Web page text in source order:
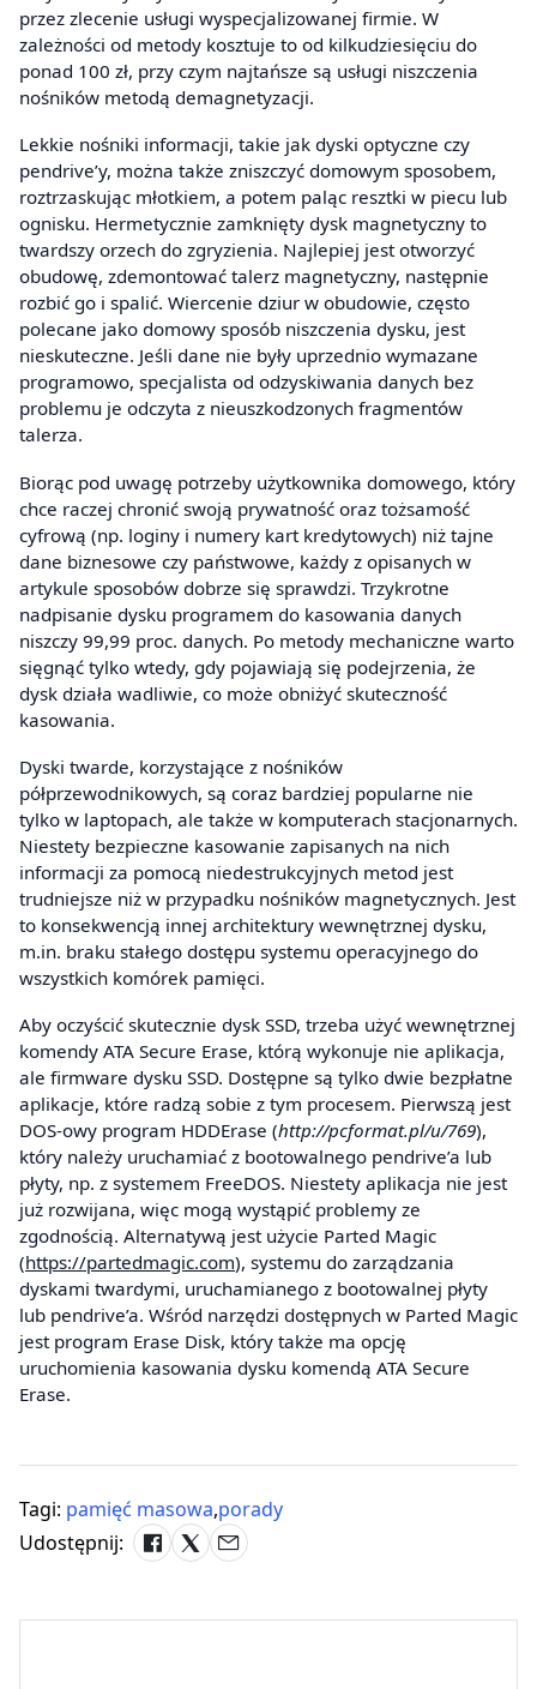
przez zlecenie usługi wyspecjalizowanej firmie. W
zależności od metody kosztuje to od kilkudziesięciu do
ponad 100 zł, przy czym najtańsze są usługi niszczenia
nośników metodą demagnetyzacji.
Lekkie nośniki informacji, takie jak dyski optyczne czy
pendrive’y, można także zniszczyć domowym sposobem,
roztrzaskując młotkiem, a potem paląc resztki w piecu lub
ognisku. Hermetycznie zamknięty dysk magnetyczny to
twardszy orzech do zgryzienia. Najlepiej jest otworzyć
obudowę, zdemontować talerz magnetyczny, następnie
rozbić go i spalić. Wiercenie dziur w obudowie, często
polecane jako domowy sposób niszczenia dysku, jest
nieskuteczne. Jeśli dane nie były uprzednio wymazane
programowo, specjalista od odzyskiwania danych bez
problemu je odczyta z nieuszkodzonych fragmentów
talerza.
Biorąc pod uwagę potrzeby użytkownika domowego, który
chce raczej chronić swoją prywatność oraz tożsamość
cyfrową (np. loginy i numery kart kredytowych) niż tajne
dane biznesowe czy państwowe, każdy z opisanych w
artykule sposobów dobrze się sprawdzi. Trzykrotne
nadpisanie dysku programem do kasowania danych
niszczy 99,99 proc. danych. Po metody mechaniczne warto
sięgnąć tylko wtedy, gdy pojawiają się podejrzenia, że
dysk działa wadliwie, co może obniżyć skuteczność
kasowania.
Dyski twarde, korzystające z nośników
półprzewodnikowych, są coraz bardziej popularne nie
tylko w laptopach, ale także w komputerach stacjonarnych.
Niestety bezpieczne kasowanie zapisanych na nich
informacji za pomocą niedestrukcyjnych metod jest
trudniejsze niż w przypadku nośników magnetycznych. Jest
to konsekwencją innej architektury wewnętrznej dysku,
m.in. braku stałego dostępu systemu operacyjnego do
wszystkich komórek pamięci.
Aby oczyścić skutecznie dysk SSD, trzeba użyć wewnętrznej
komendy ATA Secure Erase, którą wykonuje nie aplikacja,
ale firmware dysku SSD. Dostępne są tylko dwie bezpłatne
aplikacje, które radzą sobie z tym procesem. Pierwszą jest
DOS-owy program HDDErase (http://pcformat.pl/u/769),
który należy uruchamiać z bootowalnego pendrive’a lub
płyty, np. z systemem FreeDOS. Niestety aplikacja nie jest
już rozwijana, więc mogą wystąpić problemy ze
zgodnością. Alternatywą jest użycie Parted Magic
(https://partedmagic.com), systemu do zarządzania
dyskami twardymi, uruchamianego z bootowalnej płyty
lub pendrive’a. Wśród narzędzi dostępnych w Parted Magic
jest program Erase Disk, który także ma opcję
uruchomienia kasowania dysku komendą ATA Secure
Erase.
Tagi: pamięć masowa,porady
Udostępnij: